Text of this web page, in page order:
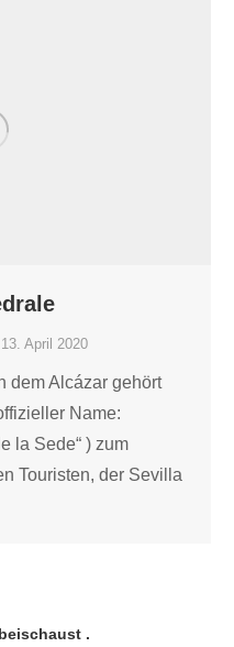
13. April 2020
dem Alcázar gehört
Name:
la Sede“ ) zum
Touristen, der Sevilla
.